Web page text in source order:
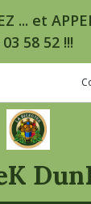
... et
58 52 !!!